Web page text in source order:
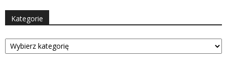
Kategorie
Kategorie